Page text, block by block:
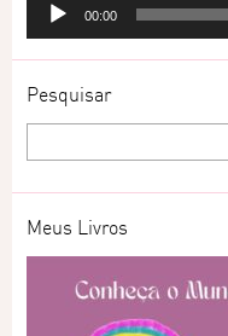
00:00
Pesquisar
Meus Livros